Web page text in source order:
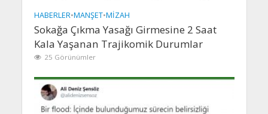
HABERLER•MANŞET•MIZAH
Sokağa Çıkma Yasağı Girmesine 2 Saat
Kala Yaşanan Trajikomik Durumlar
25 Görünümler